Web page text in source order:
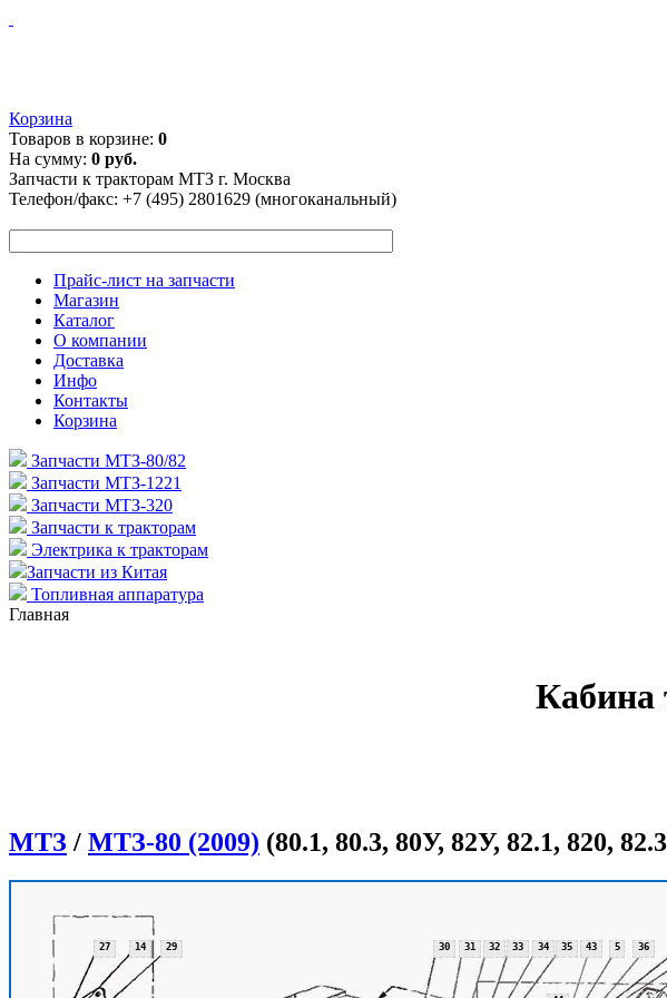
Корзина
Товаров в корзине: 0
На сумму: 0 руб.
Запчасти к тракторам МТЗ г. Москва
Телефон/факс: +7 (495) 2801629 (многоканальный)
Прайс-лист на запчасти
Магазин
Каталог
О компании
Доставка
Инфо
Контакты
Корзина
Запчасти МТЗ-80/82
Запчасти МТЗ-1221
Запчасти МТЗ-320
Запчасти к тракторам
Электрика к тракторам
Запчасти из Китая
Топливная аппаратура
Главная
Кабина
МТЗ / МТЗ-80 (2009) (80.1, 80.3, 80У, 82У, 82.1, 820,
5
14
27 29 30
30
30 31
31 32
32 33
33 34 35 36
43